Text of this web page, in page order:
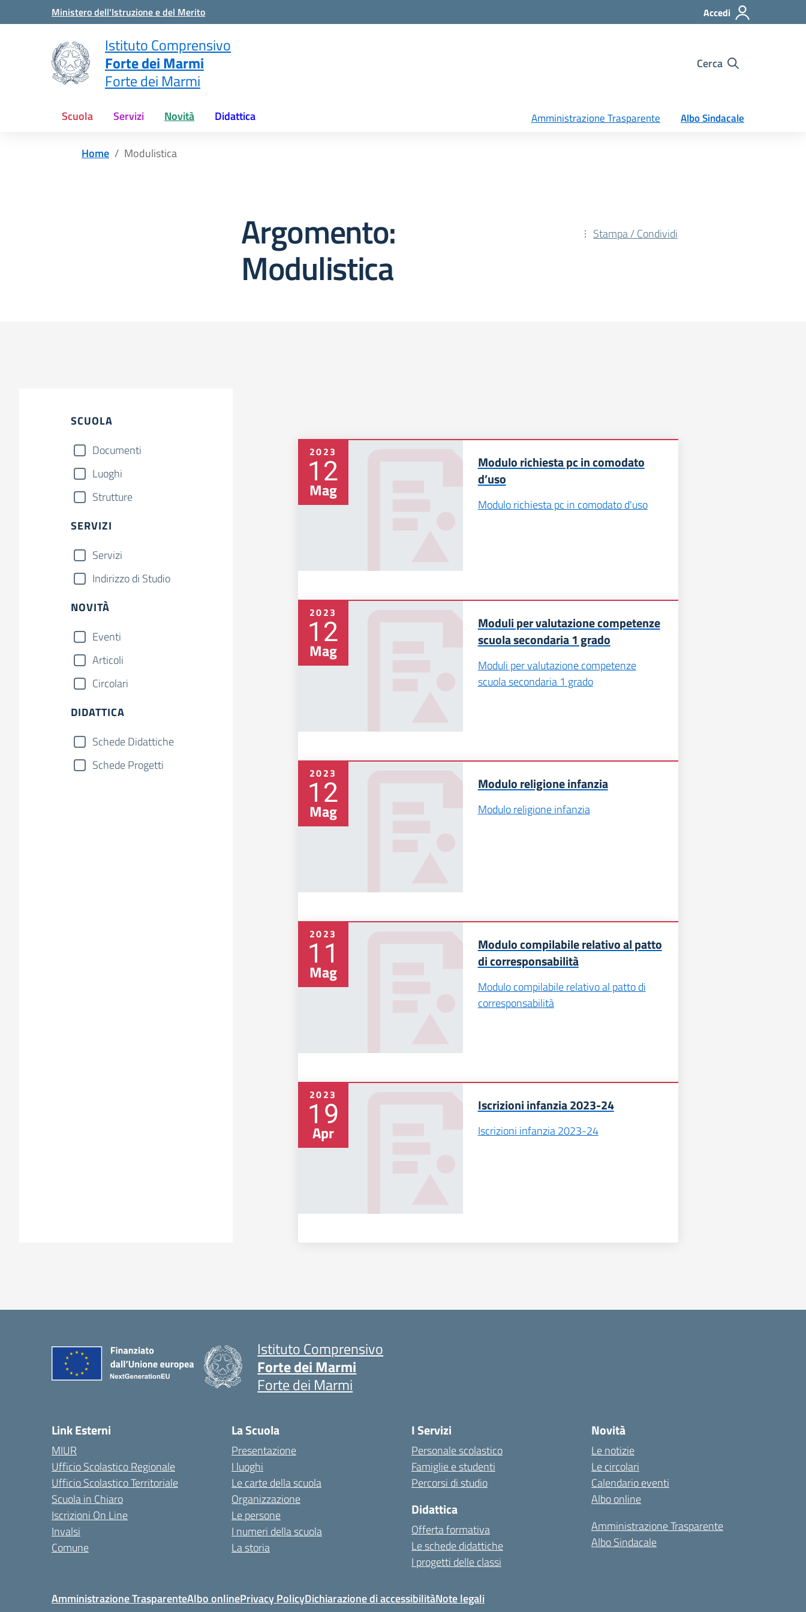
Vai ai contenuti
Vai al menu di navigazione
Ministero dell'Istruzione e del Merito Accedi
Istituto Comprensivo
Forte dei Marmi
Forte dei Marmi
Cerca
Scuola Servizi Novità Didattica Amministrazione Trasparente Albo Sindacale
Home Modulistica
Argomento:
Modulistica
Stampa / Condividi
SCUOLA
Documenti
Luoghi
Strutture
SERVIZI
Servizi
Indirizzo di Studio
NOVITÀ
Eventi
Articoli
Circolari
DIDATTICA
Schede Didattiche
Schede Progetti
2023
12
Mag
Modulo richiesta pc in comodato
d’uso
Modulo richiesta pc in comodato d'uso
2023
12
Mag
Moduli per valutazione competenze
scuola secondaria 1 grado
Moduli per valutazione competenze
scuola secondaria 1 grado
2023
12
Mag
Modulo religione infanzia
Modulo religione infanzia
2023
11
Mag
Modulo compilabile relativo al patto
di corresponsabilità
Modulo compilabile relativo al patto di
corresponsabilità
2023
19
Apr
Iscrizioni infanzia 2023-24
Iscrizioni infanzia 2023-24
Istituto Comprensivo
Forte dei Marmi
Forte dei Marmi
Link Esterni
MIUR
Ufficio Scolastico Regionale
Ufficio Scolastico Territoriale
Scuola in Chiaro
Iscrizioni On Line
Invalsi
Comune
La Scuola
Presentazione
I luoghi
Le carte della scuola
Organizzazione
Le persone
I numeri della scuola
La storia
I Servizi
Personale scolastico
Famiglie e studenti
Percorsi di studio
Didattica
Offerta formativa
Le schede didattiche
I progetti delle classi
Novità
Le notizie
Le circolari
Calendario eventi
Albo online
Amministrazione Trasparente
Albo Sindacale
Amministrazione TrasparenteAlbo onlinePrivacy PolicyDichiarazione di accessibilitàNote legali